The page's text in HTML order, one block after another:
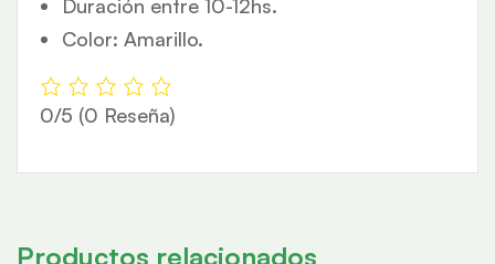
Duración entre 10-12hs.
Color: Amarillo.
0/5 (0 Reseña)
Productos relacionados